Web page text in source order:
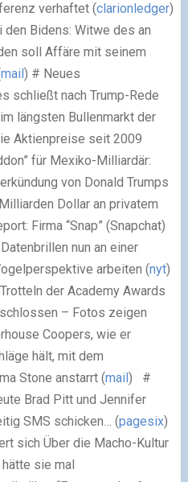
verhaftet (clarionledger)
Bidens: Witwe des an
soll Affäre mit seinem
mail) # Neues
schließt nach Trump-Rede
längsten Bullenmarkt der
Aktienpreise seit 2009
für Mexiko-Milliardär:
von Donald Trumps
Dollar an privatem
Firma “Snap” (Snapchat)
nun an einer
arbeiten (nyt)
der Academy Awards
– Fotos zeigen
Coopers, wie er
hält, mit dem
Stone anstarrt (mail)
#
Brad Pitt und Jennifer
SMS schicken… (pagesix)
sich Über die Macho-Kultur
sie mal